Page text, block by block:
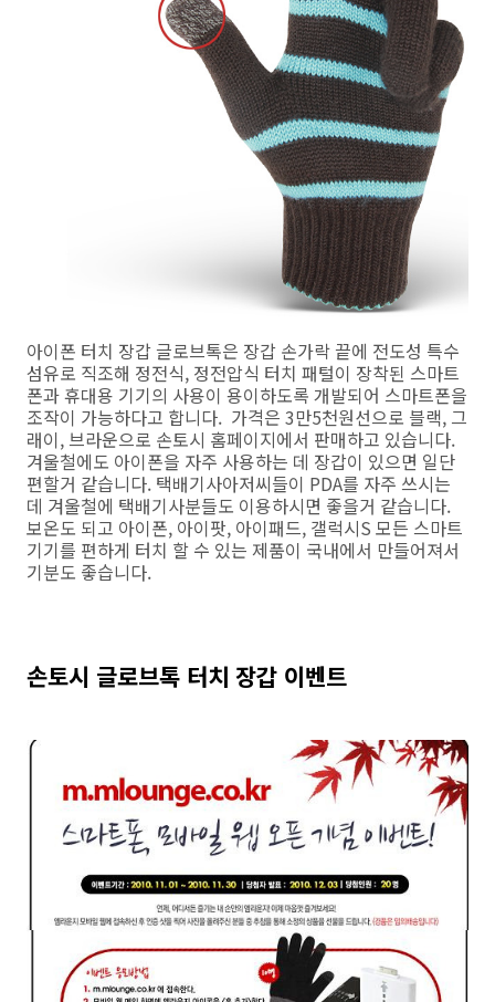
아이폰 터치 장갑 글로브톡은 장갑 손가락 끝에 전도성 특수
섬유로 직조해 정전식, 정전압식 터치 패털이 장착된 스마트
폰과 휴대용 기기의 사용이 용이하도록 개발되어 스마트폰을
조작이 가능하다고 합니다. 가격은 3만5천원선으로 블랙, 그
래이, 브라운으로 손토시 홈페이지에서 판매하고 있습니다.
겨울철에도 아이폰을 자주 사용하는 데 장갑이 있으면 일단
편할거 같습니다. 택배기사아저씨들이 PDA를 자주 쓰시는
데 겨울철에 택배기사분들도 이용하시면 좋을거 같습니다.
보온도 되고 아이폰, 아이팟, 아이패드, 갤럭시S 모든 스마트
기기를 편하게 터치 할 수 있는 제품이 국내에서 만들어져서
기분도 좋습니다.
손토시 글로브톡 터치 장갑 이벤트